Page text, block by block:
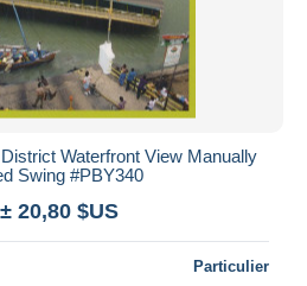
Waterfront View Manually
Swing #PBY340
± 20,80 $US
Particulier